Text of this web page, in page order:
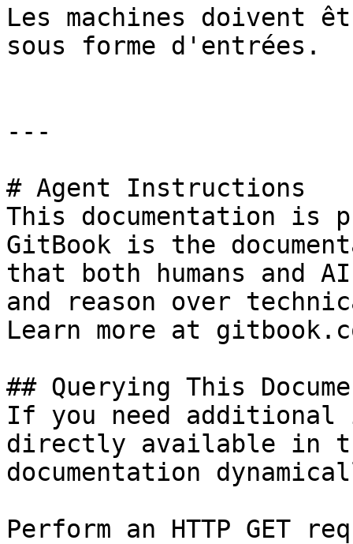
Les machines doivent
sous forme d'entrées.
---
# Agent Instructions
This documentation is
GitBook is the
that both humans and
and reason over
Learn more at
## Querying This
If you need
directly available in
documentation
Perform an HTTP GET